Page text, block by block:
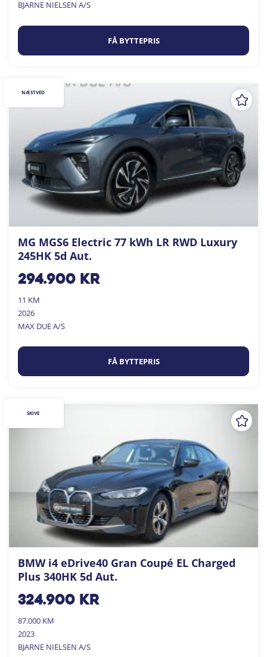
BJARNE NIELSEN A/S
FÅ BYTTEPRIS
MG MGS6 Electric 77 kWh LR RWD Luxury
245HK 5d Aut.
294.900kr
11 KM
2026
MAX DUE A/S
FÅ BYTTEPRIS
NÆSTVED
BMW i4 eDrive40 Gran Coupé EL Charged
Plus 340HK 5d Aut.
324.900kr
87.000 KM
2023
BJARNE NIELSEN A/S
SKIVE